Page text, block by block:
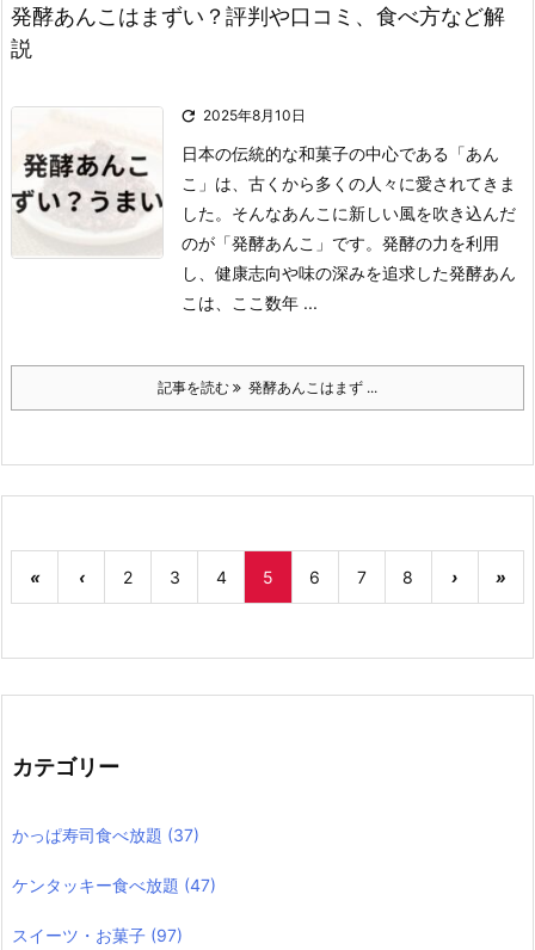
発酵あんこはまずい？評判や口コミ、食べ方など解
説
 2025年8月10日
日本の伝統的な和菓子の中心である「あん
こ」は、古くから多くの人々に愛されてきま
した。 そんなあんこに新しい風を吹き込んだ
のが「発酵あんこ」です。 発酵の力を利用
し、健康志向や味の深みを追求した発酵あん
こは、ここ数年 ...
記事を読む 発酵あんこはまず ...
« ‹ 2 3 4 5 6 7 8 › »
カテゴリー
かっぱ寿司食べ放題 (37)
ケンタッキー食べ放題 (47)
スイーツ・お菓子 (97)